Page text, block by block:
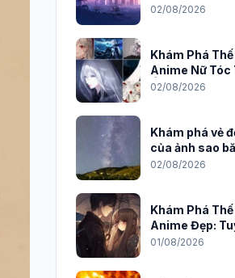
Sắc Nét
02/08/2026
Khám Phá
Anime Nữ Tóc
Ẩn và Quyến Rũ
02/08/2026
Khám phá vẻ
của ảnh sao
trời đêm
02/08/2026
Khám Phá
Anime Đẹp:
Nền Độc Đáo
01/08/2026